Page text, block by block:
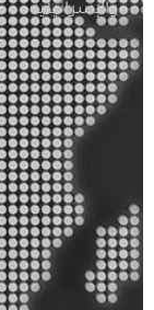
والإسرائيلية